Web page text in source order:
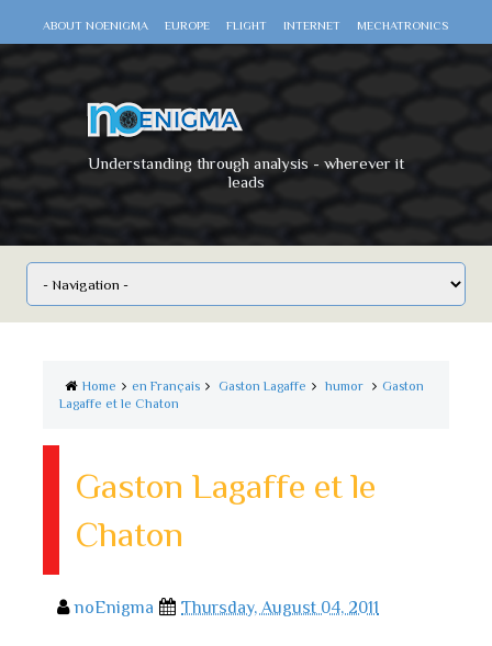
ABOUT NOENIGMA EUROPE FLIGHT INTERNET MECHATRONICS
Understanding through analysis - wherever it
leads
Home en Français Gaston Lagaffe humor
Gaston
Lagaffe et le Chaton
Gaston Lagaffe et le
Chaton
noEnigma Thursday, August 04, 2011